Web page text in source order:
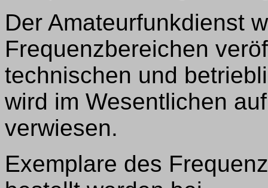
Der Amateurfunkdienst
Frequenzbereichen
technischen und
wird im Wesentlichen
verwiesen.
Exemplare des